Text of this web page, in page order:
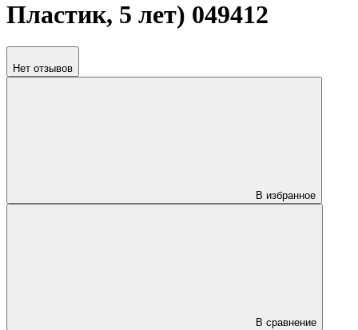
Пластик, 5 лет) 049412
Нет отзывов
В избранное
В сравнение